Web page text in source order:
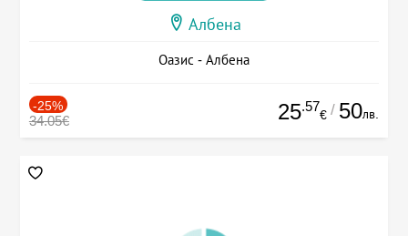
Албена
Оазис - Албена
-25%
34.05€ 25.57
€ / 50лв.